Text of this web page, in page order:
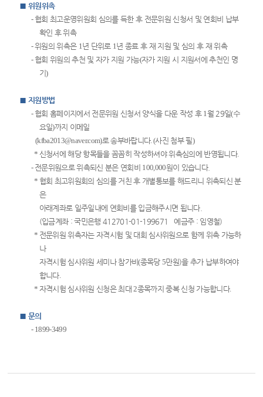
■위원위촉
- 협회 최고운영위원회 심의를 득한 후 전문위원 신청서 및 연회비 납부
확인 후 위촉
-위원의 위촉은 1 년 단위로 1 년 종료 후 재 지원 및 심의 후 재 위촉
- 협회 위원의 추천 및 자가 지원 가능(자가 지원 시 지원서에 추천인 명
기)
■지원방법
- 협회 홈페이지에서 전문위원 신청서 양식을 다운 작성 후 1 월 29일(수
요일)까지 이메일
(kfba2013@naver.com)로 송부바랍니다. (사진 첨부 필)
* 신청서에 해당 항목들을 꼼꼼히 작성하셔야 위촉심의에 반영됩니다.
- 전문위원으로 위촉되신 분은 연회비 100,000원이 있습니다.
* 협회 최고위원회의 심의를 거친 후 개별통보를 해드리니 위촉되신 분
은
아래계좌로 일주일내에 연회비를 입금해주시면 됩니다.
(입금계좌 : 국민은행 412701-01-199671 예금주 : 임영철)
* 전문위원 위촉자는 자격시험 및 대회 심사위원으로 함께 위촉 가능하
나
자격시험 심사위원 세미나 참가비(종목당5만원)을 추가 납부하여야
합니다.
* 자격시험 심사위원 신청은 최대 2종목까지 중복 신청 가능합니다.
■문의
- 1899-3499